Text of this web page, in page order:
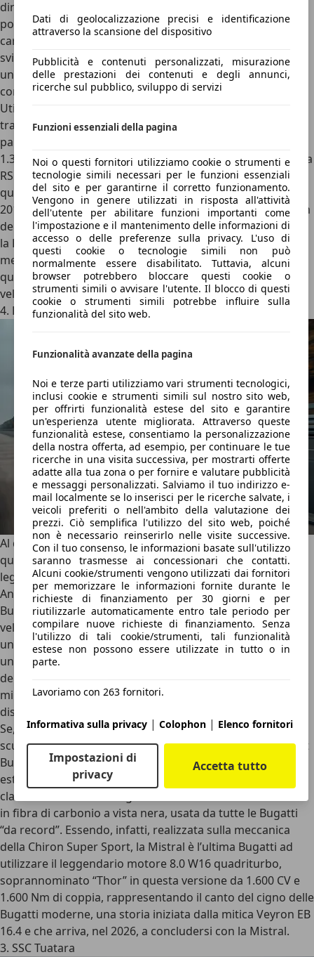
Dati di geolocalizzazione precisi e identificazione
attraverso la scansione del dispositivo
Pubblicità e contenuti personalizzati, misurazione
delle prestazioni dei contenuti e degli annunci,
ricerche sul pubblico, sviluppo di servizi
Funzioni essenziali della pagina
Noi o questi fornitori utilizziamo cookie o strumenti e
tecnologie simili necessari per le funzioni essenziali
del sito e per garantirne il corretto funzionamento.
Vengono in genere utilizzati in risposta all'attività
dell'utente per abilitare funzioni importanti come
l'impostazione e il mantenimento delle informazioni di
accesso o delle preferenze sulla privacy. L'uso di
questi cookie o tecnologie simili non può
normalmente essere disabilitato. Tuttavia, alcuni
browser potrebbero bloccare questi cookie o
strumenti simili o avvisare l'utente. Il blocco di questi
cookie o strumenti simili potrebbe influire sulla
funzionalità del sito web.
Funzionalità avanzate della pagina
Noi e terze parti utilizziamo vari strumenti tecnologici,
inclusi cookie e strumenti simili sul nostro sito web,
per offrirti funzionalità estese del sito e garantire
un'esperienza utente migliorata. Attraverso queste
funzionalità estese, consentiamo la personalizzazione
della nostra offerta, ad esempio, per continuare le tue
ricerche in una visita successiva, per mostrarti offerte
adatte alla tua zona o per fornire e valutare pubblicità
e messaggi personalizzati. Salviamo il tuo indirizzo e-
mail localmente se lo inserisci per le ricerche salvate, i
veicoli preferiti o nell'ambito della valutazione dei
prezzi. Ciò semplifica l'utilizzo del sito web, poiché
non è necessario reinserirlo nelle visite successive.
Con il tuo consenso, le informazioni basate sull'utilizzo
saranno trasmesse ai concessionari che contatti.
Alcuni cookie/strumenti vengono utilizzati dai fornitori
per memorizzare le informazioni fornite durante le
richieste di finanziamento per 30 giorni e per
riutilizzarle automaticamente entro tale periodo per
compilare nuove richieste di finanziamento. Senza
l'utilizzo di tali cookie/strumenti, tali funzionalità
estese non possono essere utilizzate in tutto o in
parte.
Lavoriamo con 263 fornitori.
Informativa sulla privacy | Colophon | Elenco fornitori
Impostazioni di
privacy
Accetta tutto
dir poco fuori dagli schemi. La Agera RS è la versione più
potente ed estrema della Agera, che adottava una
carrozzeria interamente in fibra di carbonio e il
sviluppato da Koenigseggcon due turbocompressori e
una potenza di1.176 CVutilizzando la classica benzina
commerciale.
Utilizzando benzine ad alto numero di ottani e scegliendo
tra gli optional il “Pacchetto 1 megawatt” di cui abbiamo
parlato per la One:1, però, la potenza arriva a toccare i
1.360 CV, ovvero 1.000 kW. Rispetto alla One:1, poi, la Agera
RS non ha tutta l’aerodinamica per l’utilizzo in pista, e per
questo si è rivelata più veloce sul dritto. Il 4 novembre
2017, Koenigsegg ha riservato per sé una sezione di 18 km
della Route 160, una superstrada vicino a Las Vegas, e qui
la Koenigsegg Agera RS è riuscita a toccare una velocità
media in entrambe le direzioni di447,2 km/h. Nel 2017,
questo risultato le permise di diventare l’automobile più
veloce al mondo.
4. Bugatti W16 Mistral
Al quarto posto torna una Bugatti, e non è una Bugatti
qualsiasi. Nel novembre del 2024, infatti, sull’ormai
leggendaria pista di test di Ehra-Lessien, il collaudatore
Andy Wallace raggiunse i 453,91 km/h al volante della
Bugatti W16 Mistral, rendendola l’automobile scoperta più
veloce del mondo. La W16 Mistral, infatti, è disponibile
unicamente con carrozzeria roadster, e non è importante
unicamente per quello. Lo stile, infatti, anticipa quello
dell’attuale Tourbillon, diventando ben più aggressiva e
minacciosa della Chiron su cui è basata, più elegante e
discreta.
Se, poi, all’interno la leva del cambio è sostituita da una
scultura dell’”Elefante Danzante”, realizzata da Rembrandt
Bugatti, il fratello del fondatore Ettore Bugatti, a livello
estetico la W16 Mistral che ha ottenuto il record ha l’ormai
classica livrea con dettagli e cerchi arancioni e carrozzeria
in fibra di carbonio a vista nera, usata da tutte le Bugatti
“da record”. Essendo, infatti, realizzata sulla meccanica
della Chiron Super Sport, la Mistral è l’ultima Bugatti ad
utilizzare il leggendario motore 8.0 W16 quadriturbo,
soprannominato “Thor” in questa versione da 1.600 CV e
1.600 Nm di coppia, rappresentando il canto del cigno delle
Bugatti moderne, una storia iniziata dalla mitica Veyron EB
16.4 e che arriva, nel 2026, a concludersi con la Mistral.
3. SSC Tuatara